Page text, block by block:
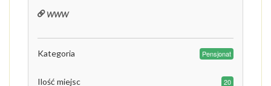
www
Kategoria Pensjonat
Ilość miejsc 20